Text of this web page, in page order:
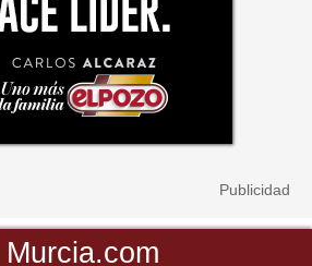
Murcia.com